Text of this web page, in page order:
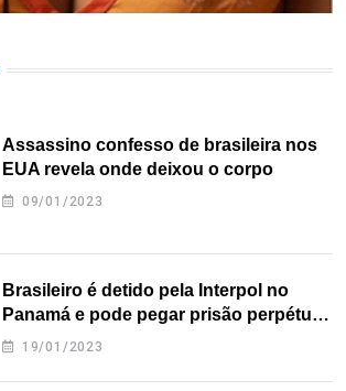
Assassino confesso de brasileira nos
EUA revela onde deixou o corpo
09/01/2023
Brasileiro é detido pela Interpol no
Panamá e pode pegar prisão perpétua
nos EUA
19/01/2023